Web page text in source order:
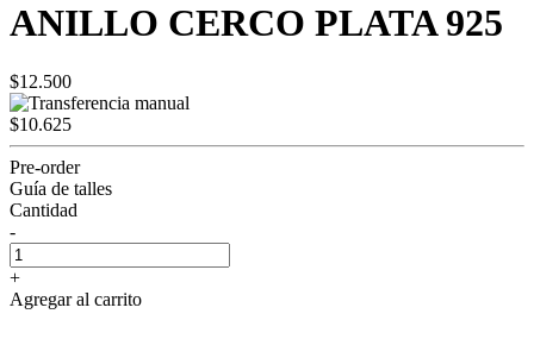
ANILLO CERCO PLATA 925
$12.500
$10.625
Pre-order
Guía de talles
Cantidad
-
+
Agregar al carrito